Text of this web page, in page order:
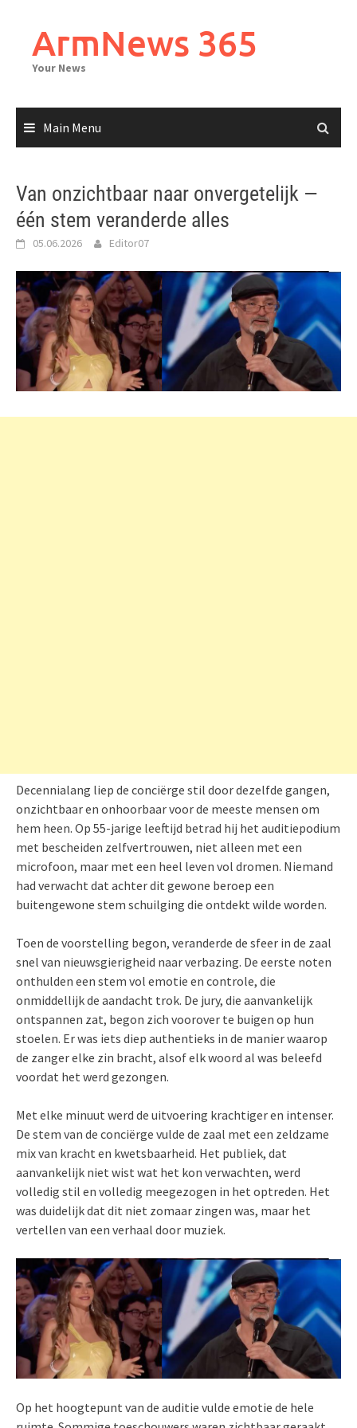
contentArmNews 365
Your News
Main Menu
Van onzichtbaar naar onvergetelijk —
één stem veranderde alles
05.06.2026 Editor07
Decennialang liep de conciërge stil door dezelfde gangen,
onzichtbaar en onhoorbaar voor de meeste mensen om
hem heen. Op 55-jarige leeftijd betrad hij het auditiepodium
met bescheiden zelfvertrouwen, niet alleen met een
microfoon, maar met een heel leven vol dromen. Niemand
had verwacht dat achter dit gewone beroep een
buitengewone stem schuilging die ontdekt wilde worden.
Toen de voorstelling begon, veranderde de sfeer in de zaal
snel van nieuwsgierigheid naar verbazing. De eerste noten
onthulden een stem vol emotie en controle, die
onmiddellijk de aandacht trok. De jury, die aanvankelijk
ontspannen zat, begon zich voorover te buigen op hun
stoelen. Er was iets diep authentieks in de manier waarop
de zanger elke zin bracht, alsof elk woord al was beleefd
voordat het werd gezongen.
Met elke minuut werd de uitvoering krachtiger en intenser.
De stem van de conciërge vulde de zaal met een zeldzame
mix van kracht en kwetsbaarheid. Het publiek, dat
aanvankelijk niet wist wat het kon verwachten, werd
volledig stil en volledig meegezogen in het optreden. Het
was duidelijk dat dit niet zomaar zingen was, maar het
vertellen van een verhaal door muziek.
Op het hoogtepunt van de auditie vulde emotie de hele